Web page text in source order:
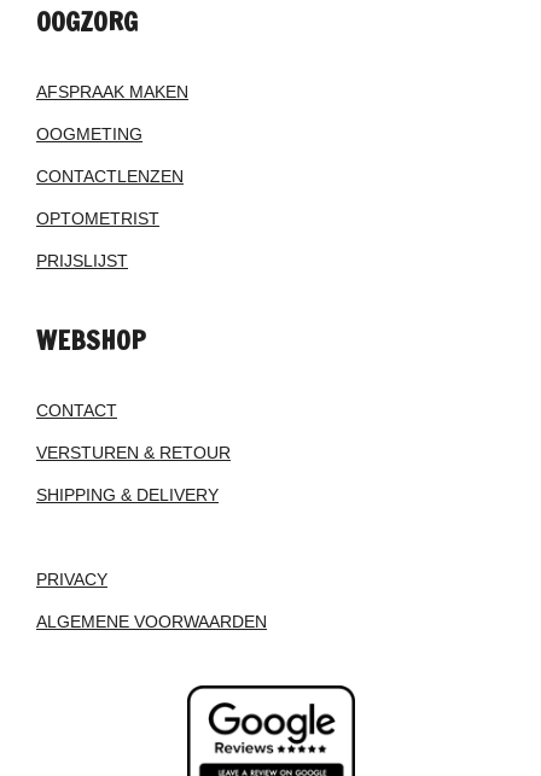
OOGZORG
AFSPRAAK MAKEN
OOGMETING
CONTACTLENZEN
OPTOMETRIST
PRIJSLIJST
WEBSHOP
CONTACT
VERSTUREN & RETOUR
SHIPPING & DELIVERY
PRIVACY
ALGEMENE VOORWAARDEN